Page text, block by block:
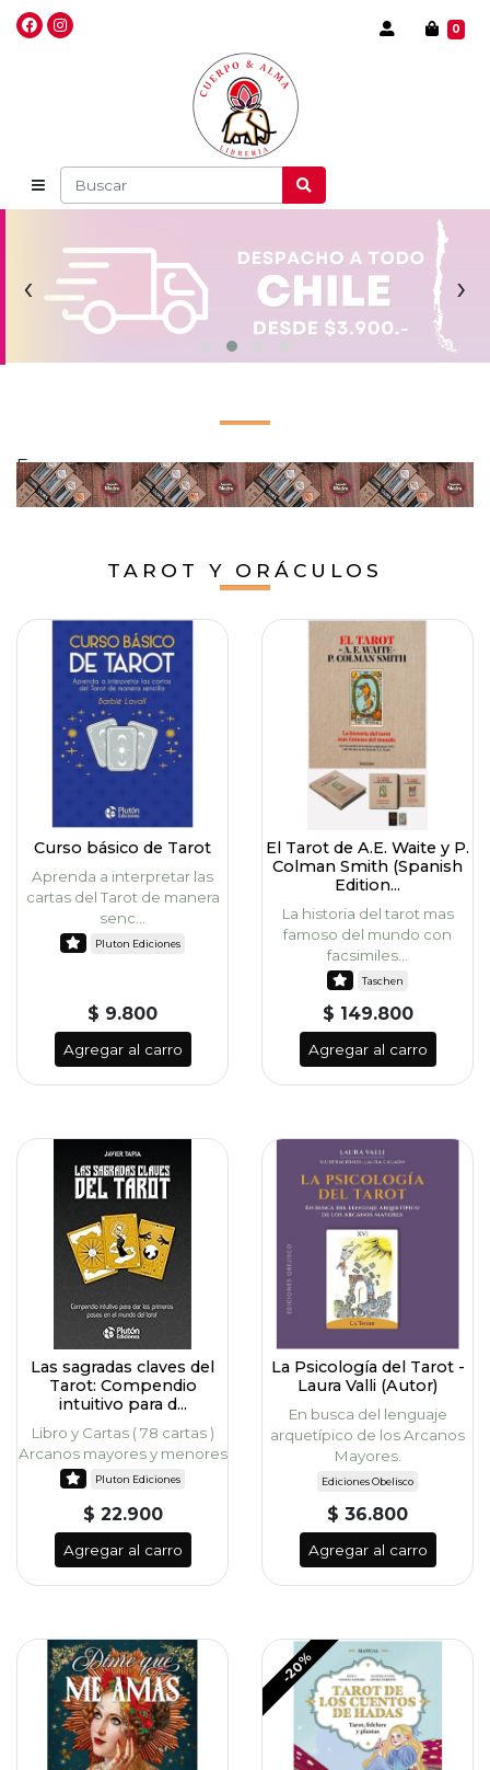
0
‹ ›
Error:
TAROT Y ORÁCULOS
Curso básico de Tarot
Aprenda a interpretar las
cartas del Tarot de manera
senc...
Pluton Ediciones
$ 9.800
Agregar al carro
El Tarot de A.E. Waite y P.
Colman Smith (Spanish
Edition...
La historia del tarot mas
famoso del mundo con
facsimiles...
Taschen
$ 149.800
Agregar al carro
Las sagradas claves del
Tarot: Compendio
intuitivo para d...
Libro y Cartas ( 78 cartas )
Arcanos mayores y menores
Pluton Ediciones
$ 22.900
Agregar al carro
La Psicología del Tarot -
Laura Valli (Autor)
En busca del lenguaje
arquetípico de los Arcanos
Mayores.
Ediciones Obelisco
$ 36.800
Agregar al carro
-20%